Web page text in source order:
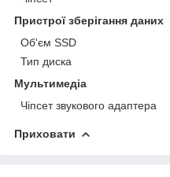
Пристрої зберігання даних
Об'єм SSD
Тип диска
Мультимедіа
Чіпсет звукового адаптера
Приховати